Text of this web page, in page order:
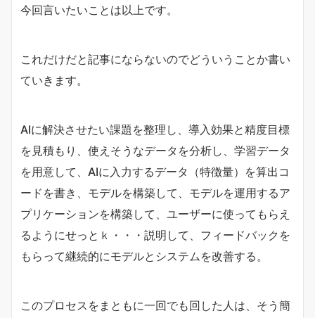
今回言いたいことは以上です。
これだけだと記事にならないのでどういうことか書い
ていきます。
AIに解決させたい課題を整理し、導入効果と精度目標
を見積もり、使えそうなデータを分析し、学習データ
を用意して、AIに入力するデータ（特徴量）を算出コ
ードを書き、モデルを構築して、モデルを運用するア
プリケーションを構築して、ユーザーに使ってもらえ
るようにせっとｋ・・・説明して、フィードバックを
もらって継続的にモデルとシステムを改善する。
このプロセスをまともに一回でも回した人は、そう簡